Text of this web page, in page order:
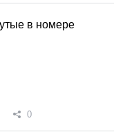
в номере
0